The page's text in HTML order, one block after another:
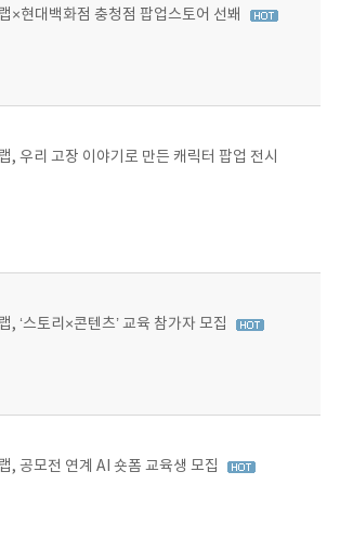
×현대백화점 충청점 팝업스토어 선봬
, 우리 고장 이야기로 만든 캐릭터 팝업 전시
, ‘스토리×콘텐츠’ 교육 참가자 모집
, 공모전 연계 AI 숏폼 교육생 모집